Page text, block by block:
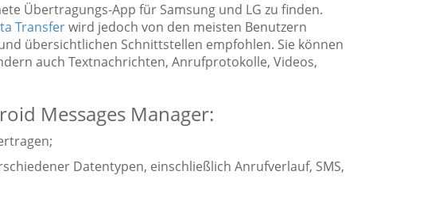
Übertragungs-App für Samsung und LG zu finden.
Transferwird jedoch von den meisten Benutzern
übersichtlichen Schnittstellen empfohlen. Sie können
auch Textnachrichten, Anrufprotokolle, Videos,
Messages Manager:
Datentypen, einschließlich Anrufverlauf, SMS,